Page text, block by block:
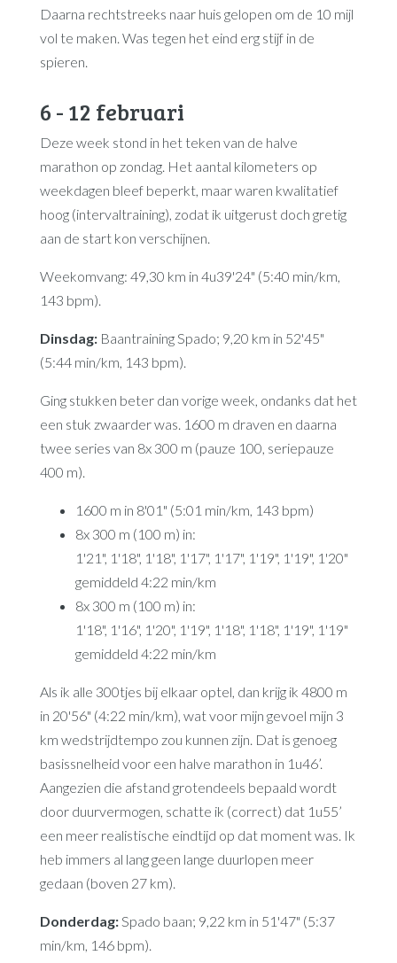
Daarna rechtstreeks naar huis gelopen om de 10 mijl
vol te maken. Was tegen het eind erg stijf in de
spieren.
6 - 12 februari
Deze week stond in het teken van de halve
marathon op zondag. Het aantal kilometers op
weekdagen bleef beperkt, maar waren kwalitatief
hoog (intervaltraining), zodat ik uitgerust doch gretig
aan de start kon verschijnen.
Weekomvang: 49,30 km in 4u39'24" (5:40 min/km,
143 bpm).
Dinsdag:Baantraining Spado; 9,20 km in 52'45"
(5:44 min/km, 143 bpm).
Ging stukken beter dan vorige week, ondanks dat het
een stuk zwaarder was. 1600 m draven en daarna
twee series van 8x 300 m (pauze 100, seriepauze
400 m).
1600 m in 8'01" (5:01 min/km, 143 bpm)
8x 300 m (100 m) in:
1'21", 1'18", 1'18", 1'17", 1'17", 1'19", 1'19", 1'20"
gemiddeld 4:22 min/km
8x 300 m (100 m) in:
1'18", 1'16", 1'20", 1'19", 1'18", 1'18", 1'19", 1'19"
gemiddeld 4:22 min/km
Als ik alle 300tjes bij elkaar optel, dan krijg ik 4800 m
in 20'56" (4:22 min/km), wat voor mijn gevoel mijn 3
km wedstrijdtempo zou kunnen zijn. Dat is genoeg
basissnelheid voor een halve marathon in 1u46’.
Aangezien die afstand grotendeels bepaald wordt
door duurvermogen, schatte ik (correct) dat 1u55’
een meer realistische eindtijd op dat moment was. Ik
heb immers al lang geen lange duurlopen meer
gedaan (boven 27 km).
Donderdag:Spado baan; 9,22 km in 51'47" (5:37
min/km, 146 bpm).